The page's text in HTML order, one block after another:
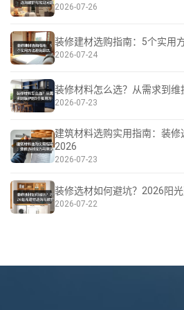
2026-07-26
装修建材选购指南：5个实用
2026-07-24
装修材料怎么选？从需求到维
2026-07-23
建筑材料选购实用指南：装
2026
2026-07-23
装修选材如何避坑？2026阳
2026-07-22